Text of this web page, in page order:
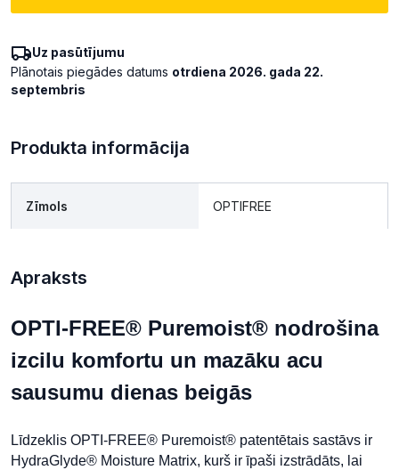
Uz pasūtījumu
Plānotais piegādes datums otrdiena 2026. gada 22.
septembris
Produkta informācija
Zīmols OPTIFREE
Apraksts
OPTI-FREE® Puremoist® nodrošina
izcilu komfortu un mazāku acu
sausumu dienas beigās
Līdzeklis OPTI-FREE® Puremoist® patentētais sastāvs ir
HydraGlyde® Moisture Matrix, kurš ir īpaši izstrādāts, lai